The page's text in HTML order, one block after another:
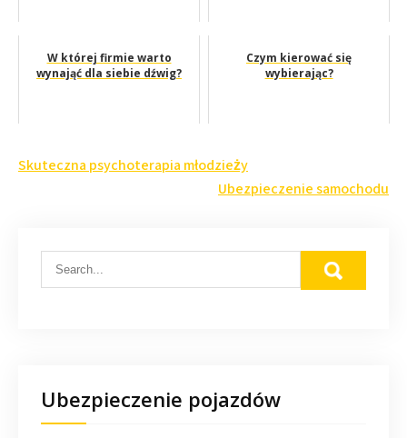
W której firmie warto
wynająć dla siebie dźwig?
Czym kierować się
wybierając?
Nawigacja
Skuteczna psychoterapia młodzieży
Ubezpieczenie samochodu
Ubezpieczenie pojazdów